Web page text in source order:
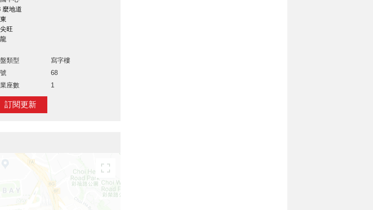
麼地道
旺
類型
寫字樓
68
座數
1
訂閱更新